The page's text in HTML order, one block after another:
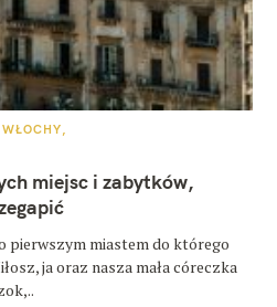
WŁOCHY
miejsc i zabytków,
pierwszym miastem do którego
ja oraz nasza mała córeczka